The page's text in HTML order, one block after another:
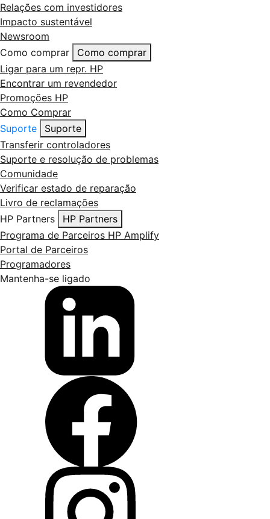
Relações com investidores
Impacto sustentável
Newsroom
Como comprar
Como comprar
Ligar para um repr. HP
Encontrar um revendedor
Promoções HP
Como Comprar
Suporte
Suporte
Transferir controladores
Suporte e resolução de problemas
Comunidade
Verificar estado de reparação
Livro de reclamações
HP Partners
HP Partners
Programa de Parceiros HP Amplify
Portal de Parceiros
Programadores
Mantenha-se ligado